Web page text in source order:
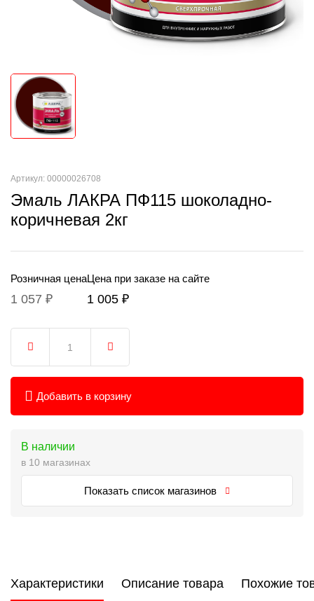
Артикул: 00000026708
Эмаль ЛАКРА ПФ115 шоколадно-
коричневая 2кг
Розничная цена
1 057 ₽
Цена при заказе на сайте
1 005 ₽
Добавить в корзину
В наличии
в 10 магазинах
Показать список магазинов
Характеристики Описание товара Похожие